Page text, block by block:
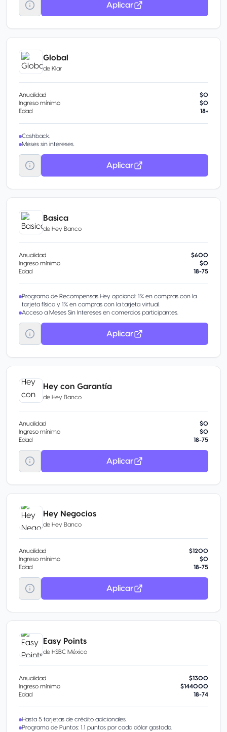
Aplicar
Global
de Klar
Anualidad
$0
Ingreso mínimo
$0
Edad
18+
Cashback.
Meses sin intereses.
Aplicar
Basica
de Hey Banco
Anualidad
$600
Ingreso mínimo
$0
Edad
18-75
Programa de Recompensas Hey opcional: 1% en compras con la
tarjeta física y 1% en compras con la tarjeta virtual.
Acceso a Meses Sin Intereses en comercios participantes.
Aplicar
Hey con Garantía
de Hey Banco
Anualidad
$0
Ingreso mínimo
$0
Edad
18-75
Aplicar
Hey Negocios
de Hey Banco
Anualidad
$1200
Ingreso mínimo
$0
Edad
18-75
Aplicar
Easy Points
de HSBC México
Anualidad
$1300
Ingreso mínimo
$144000
Edad
18-74
Hasta 5 tarjetas de crédito adicionales.
Programa de Puntos: 1.1 puntos por cada dólar gastado.